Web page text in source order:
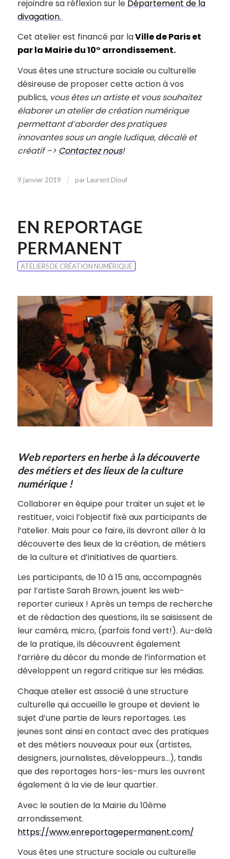
rejoindre sa réflexion sur le Département de la
divagation.
Cet atelier est financé par laVille de Paris et
par la Mairiedu 10° arrondissement.
Vous êtes une structure sociale ou culturelle
désireuse de proposer cette action à vos
publics, vous êtes un artiste et vous souhaitez
élaborer un atelier de création numérique
permettant d’aborder des pratiques
innovantes sous un angle ludique, décalé et
créatif –> Contactez nous!
9 janvier 2019 / par Laurent Diouf
EN REPORTAGE
PERMANENT
ATELIERS DE CRÉATION NUMÉRIQUE
Web reporters en herbe à la découverte
des métiers et des lieux de la culture
numérique !
Collaborer en équipe pour traiter un sujet et le
restituer, voici l’objectif fixé aux participants de
l’atelier. Mais pour ce faire, ils devront aller à la
découverte des lieux de la création, de métiers
de la culture et d’initiatives de quartiers.
Les participants, de 10 à 15 ans, accompagnés
par l’artiste Sarah Brown, jouent les web-
reporter curieux ! Après un temps de recherche
et de rédaction des questions, ils se saisissent de
leur caméra, micro, (parfois fond vert!). Au-delà
de la pratique, ils découvrent également
l’arrière du décor du monde de l’information et
développent un regard critique sur les médias.
Chaque atelier est associé à une structure
culturelle qui accueille le groupe et devient le
sujet d’une partie de leurs reportages. Les
jeunes sont ainsi en contact avec des pratiques
et des métiers nouveaux pour eux (artistes,
designers, journalistes, développeurs…), tandis
que des reportages hors-les-murs les ouvrent
également à la vie de leur quartier.
Avec le soutien de la Mairie du 10ème
arrondissement.
https://www.enreportagepermanent.com/
Vous êtes une structure sociale ou culturelle